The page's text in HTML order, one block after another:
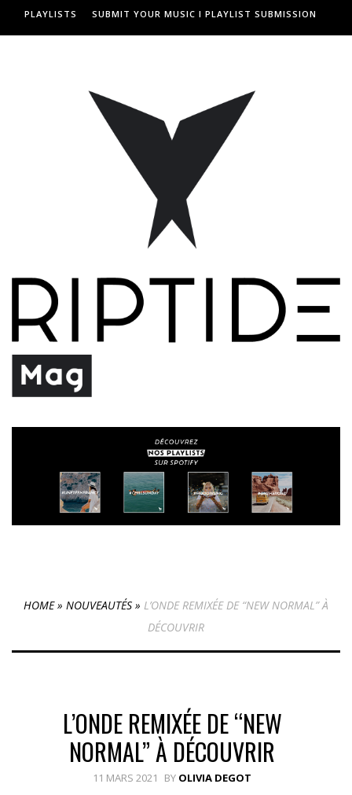
PLAYLISTS SUBMIT YOUR MUSIC I PLAYLIST SUBMISSION
HOME» NOUVEAUTÉS » L’ONDE REMIXÉE DE “NEW NORMAL” À
DÉCOUVRIR
L’ONDE REMIXÉE DE “NEW
NORMAL” À DÉCOUVRIR
11 MARS 2021 BY OLIVIA DEGOT